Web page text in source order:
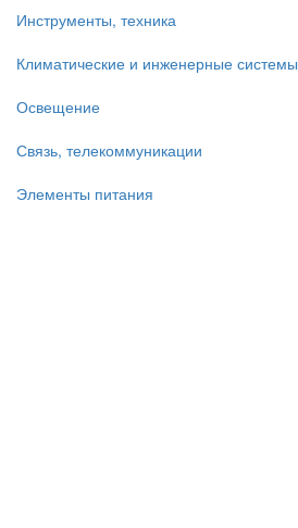
Инструменты, техника
Климатические и инженерные системы
Освещение
Связь, телекоммуникации
Элементы питания